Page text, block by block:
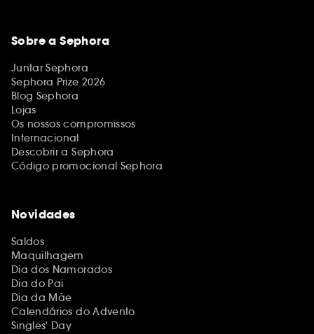
Sobre a Sephora
Juntar Sephora
Sephora Prize 2026
Blog Sephora
Lojas
Os nossos compromissos
Internacional
Descobrir a Sephora
Código promocional Sephora
Novidades
Saldos
Maquilhagem
Dia dos Namorados
Dia do Pai
Dia da Mãe
Calendários do Advento
Singles' Day